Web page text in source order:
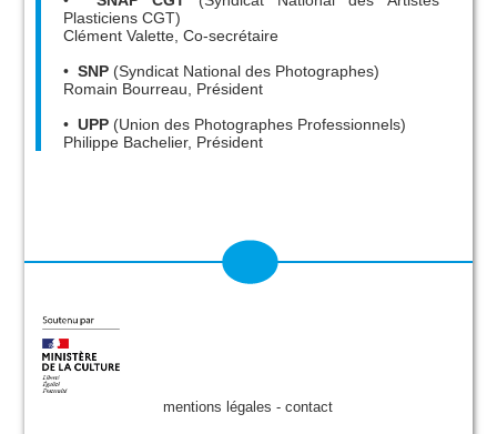
Plasticiens CGT)
Clément Valette, Co-secrétaire
•SNP (Syndicat National des Photographes)
Romain Bourreau, Président
•UPP (Union des Photographes Professionnels)
Philippe Bachelier, Président
mentions légales -contact